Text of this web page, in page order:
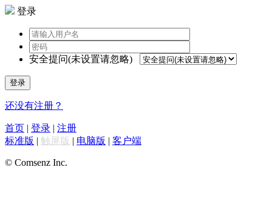
登录
安全提问(未设置请忽略)
登录
还没有注册？
首页 | 登录 | 注册
标准版 | 触屏版 | 电脑版 | 客户端
© Comsenz Inc.